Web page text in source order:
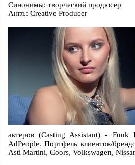
Синонимы: творческий продюсер
Англ.: Creative Producer
актеров (Casting Assistant) - Funk
AdPeople. Портфель клиентов/
Asti Martini, Coors, Volkswagen,